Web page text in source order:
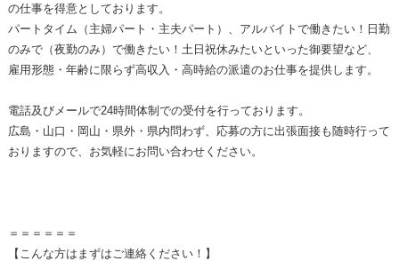
の仕事を得意としております。
パートタイム（主婦パート・主夫パート）、アルバイトで働きたい！日勤
のみで（夜勤のみ）で働きたい！土日祝休みたいといった御要望など、
雇用形態・年齢に限らず高収入・高時給の派遣のお仕事を提供します。
電話及びメールで24時間体制での受付を行っております。
広島・山口・岡山・県外・県内問わず、応募の方に出張面接も随時行って
おりますので、お気軽にお問い合わせください。
＝＝＝＝＝＝
【こんな方はまずはご連絡ください！】